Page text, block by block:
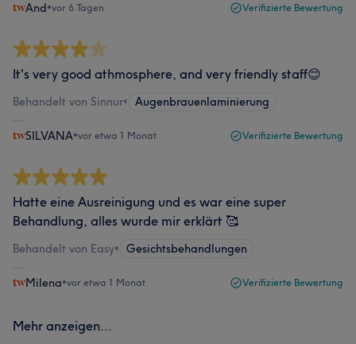
And•vor 6 Tagen Verifizierte Bewertung
It's very good athmosphere, and very friendly staff😊
Behandelt von Sinnur• Augenbrauenlaminierung
SILVANA•vor etwa 1 Monat Verifizierte Bewertung
Hatte eine Ausreinigung und es war eine super
Behandlung, alles wurde mir erklärt 🥰
Behandelt von Easy• Gesichtsbehandlungen
Milena•vor etwa 1 Monat Verifizierte Bewertung
Mehr anzeigen...